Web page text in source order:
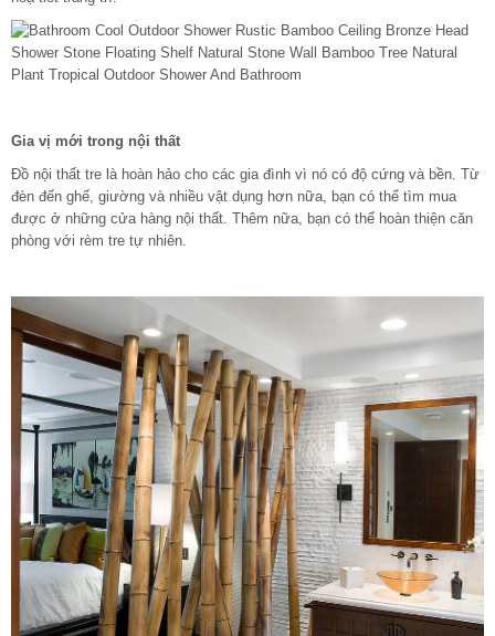
Gia vị mới trong nội thất
Đồ nội thất tre là hoàn hảo cho các gia đình vì nó có độ cứng và bền. Từ
đèn đến ghế, giường và nhiều vật dụng hơn nữa, bạn có thể tìm mua
được ở những cửa hàng nội thất. Thêm nữa, bạn có thể hoàn thiện căn
phòng với rèm tre tự nhiên.